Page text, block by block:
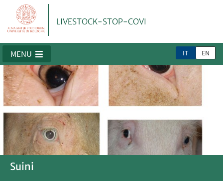
LIVESTOCK-STOP-COVI
IT EN
MENU
Suini
Bovino
Conigli